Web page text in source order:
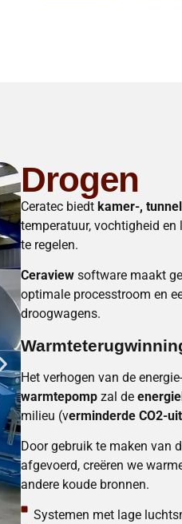
Drogen
Ceratec biedt kamer-,
temperatuur, vochtigheid
te regelen.
Ceraview software maakt
optimale processtroom en
droogwagens.
Het verhogen van de
warmtepomp zal de
milieu (verminderde CO2-
Door gebruik te maken van
afgevoerd, creëren we
andere koude bronnen.
Systemen met lage